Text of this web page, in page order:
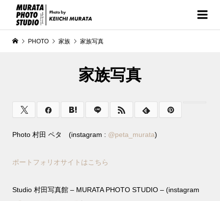
PHOTO 家族 家族写真
家族写真
Photo 村田 ペタ (instagram : @peta_murata)
ポートフォリオサイトはこちら
Studio 村田写真館 – MURATA PHOTO STUDIO – (instagram